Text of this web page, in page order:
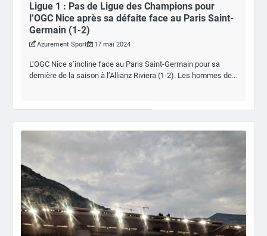
Ligue 1 : Pas de Ligue des Champions pour
l’OGC Nice après sa défaite face au Paris Saint-
Germain (1-2)
Azurement Sport 17 mai 2024
L’OGC Nice s’incline face au Paris Saint-Germain pour sa
dernière de la saison à l’Allianz Riviera (1-2). Les hommes de…